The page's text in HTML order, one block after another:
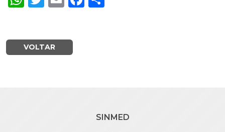
VOLTAR
SINMED